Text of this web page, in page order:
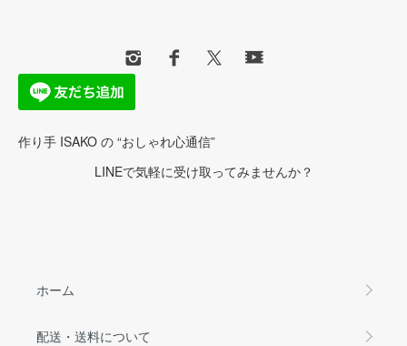
作り手 ISAKO の “おしゃれ心通信”
LINEで気軽に受け取ってみませんか？
ホーム
配送・送料について